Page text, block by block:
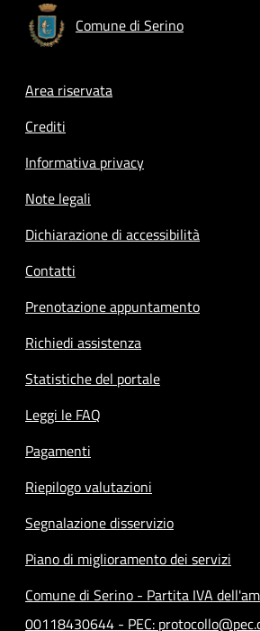
Comune di Serino
Footer menu
Area riservata
Crediti
Informativa privacy
Note legali
Dichiarazione di accessibilità
Contatti
Prenotazione appuntamento
Richiedi assistenza
Statistiche del portale
Leggi le FAQ
Pagamenti
Riepilogo valutazioni
Segnalazione disservizio
Piano di miglioramento dei servizi
Comune di Serino - Partita IVA
00118430644 - PEC: